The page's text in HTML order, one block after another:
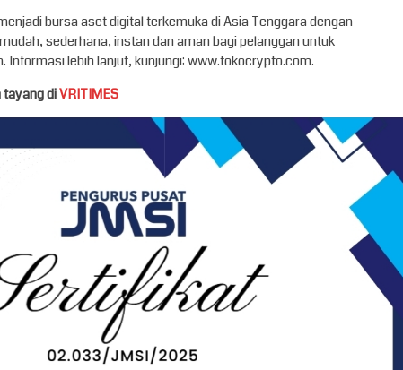
bursa aset digital terkemuka di Asia Tenggara dengan
sederhana, instan dan aman bagi pelanggan untuk
Informasi lebih lanjut, kunjungi: www.tokocrypto.com.
tayang diVRITIMES